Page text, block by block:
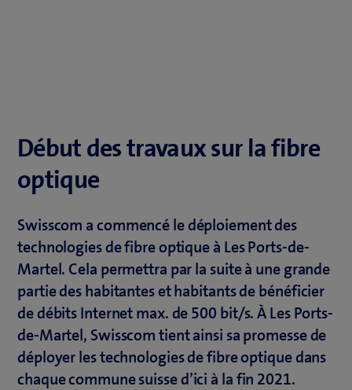
Début des travaux sur la fibre
optique
Swisscom a commencé le déploiement des
technologies de fibre optique à Les Ports-de-
Martel. Cela permettra par la suite à une grande
partie des habitantes et habitants de bénéficier
de débits Internet max. de 500 bit/s. À Les Ports-
de-Martel, Swisscom tient ainsi sa promesse de
déployer les technologies de fibre optique dans
chaque commune suisse d’ici à la fin 2021.